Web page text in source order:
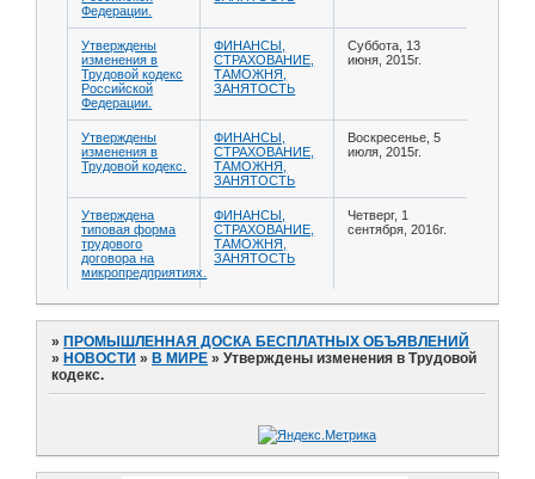
Федерации.
Утверждены
изменения в
Трудовой кодекс
Российской
Федерации.
ФИНАНСЫ,
СТРАХОВАНИЕ,
ТАМОЖНЯ,
ЗАНЯТОСТЬ
Суббота, 13
июня, 2015г.
Утверждены
изменения в
Трудовой кодекс.
ФИНАНСЫ,
СТРАХОВАНИЕ,
ТАМОЖНЯ,
ЗАНЯТОСТЬ
Воскресенье, 5
июля, 2015г.
Утверждена
типовая форма
трудового
договора на
микропредприятиях.
ФИНАНСЫ,
СТРАХОВАНИЕ,
ТАМОЖНЯ,
ЗАНЯТОСТЬ
Четверг, 1
сентября, 2016г.
»ПРОМЫШЛЕННАЯ ДОСКА БЕСПЛАТНЫХ ОБЪЯВЛЕНИЙ
»НОВОСТИ »В МИРЕ »Утверждены изменения в Трудовой
кодекс.